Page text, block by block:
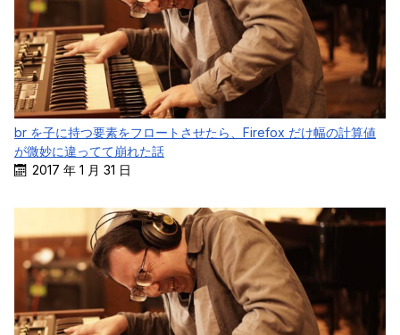
br を子に持つ要素をフロートさせたら、Firefox だけ幅の計算値
が微妙に違ってて崩れた話
2017 年 1 月 31 日